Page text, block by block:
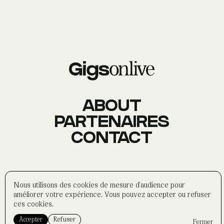
À PROPOS
CONTACT
Formulaire Partenaires
ABOUT
PARTENAIRES
CONTACT
Politique de confidentialité
Mentions légales
Nous utilisons des cookies de mesure d'audience pour
améliorer votre expérience. Vous pouvez accepter ou refuser
ces cookies.
Accepter Refuser Fermer